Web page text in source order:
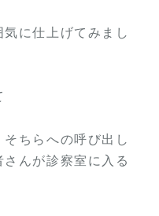
に仕上げてみまし
ちらへの呼び出し
んが診察室に入る